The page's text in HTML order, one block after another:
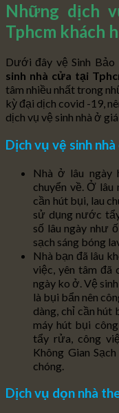
Những dịch
Tphcm khách
Dưới đây vệ Sinh
sinh nhà cửa tại
tâm nhiều nhất trong
kỳ đại dịch covid -19,
dịch vụ vệ sinh nhà ở
Dịch vụ vệ sinh
Nhà ở lâu ngày
chuyển về. Ở lâu
cần hút bụi, lau
sử dụng nước
số lâu ngày như
sạch sáng bóng
Nhà bạn đã lâu
việc, yên tâm đã
ngày ko ở. Vệ
là bụi bẩn nên
dàng, chỉ cần
máy hút bụi
tẩy rửa, công
Không Gian
chóng.
Dịch vụ dọn nhà